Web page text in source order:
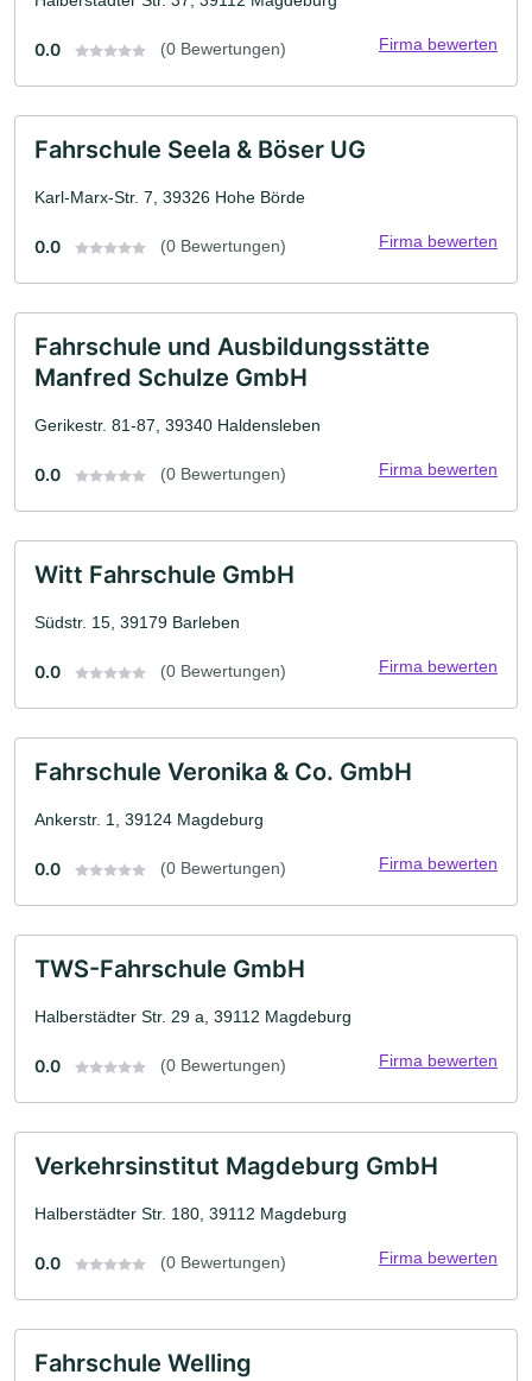
0.0 (0 Bewertungen) Firma bewerten
Fahrschule Seela & Böser UG
Karl-Marx-Str. 7, 39326 Hohe Börde
0.0 (0 Bewertungen) Firma bewerten
Fahrschule und Ausbildungsstätte
Manfred Schulze GmbH
Gerikestr. 81-87, 39340 Haldensleben
0.0 (0 Bewertungen) Firma bewerten
Witt Fahrschule GmbH
Südstr. 15, 39179 Barleben
0.0 (0 Bewertungen) Firma bewerten
Fahrschule Veronika & Co. GmbH
Ankerstr. 1, 39124 Magdeburg
0.0 (0 Bewertungen) Firma bewerten
TWS-Fahrschule GmbH
Halberstädter Str. 29 a, 39112 Magdeburg
0.0 (0 Bewertungen) Firma bewerten
Verkehrsinstitut Magdeburg GmbH
Halberstädter Str. 180, 39112 Magdeburg
0.0 (0 Bewertungen) Firma bewerten
Fahrschule Welling